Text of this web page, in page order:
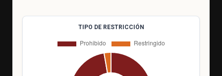
TIPO DE RESTRICCIÓN